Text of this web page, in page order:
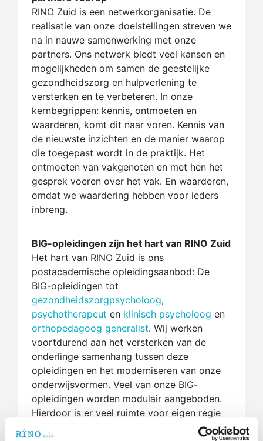
RINO Zuid is een netwerkorganisatie. De
realisatie van onze doelstellingen streven we
na in nauwe samenwerking met onze
partners. Ons netwerk biedt veel kansen en
mogelijkheden om samen de geestelijke
gezondheidszorg en hulpverlening te
versterken en te verbeteren. In onze
kernbegrippen: kennis, ontmoeten en
waarderen, komt dit naar voren. Kennis van
de nieuwste inzichten en de manier waarop
die toegepast wordt in de praktijk. Het
ontmoeten van vakgenoten en met hen het
gesprek voeren over het vak. En waarderen,
omdat we waardering hebben voor ieders
inbreng.
BIG-opleidingen zijn het hart van RINO Zuid
Het hart van RINO Zuid is ons
postacademische opleidingsaanbod: De
BIG-opleidingen tot
gezondheidszorgpsycholoog,
psychotherapeut en klinisch psycholoog en
orthopedagoog generalist. Wij werken
voortdurend aan het versterken van de
onderlinge samenhang tussen deze
opleidingen en het moderniseren van onze
onderwijsvormen. Veel van onze BIG-
opleidingen worden modulair aangeboden.
Hierdoor is er veel ruimte voor eigen regie
en zijn er tal van keuzemogelijkheden voor